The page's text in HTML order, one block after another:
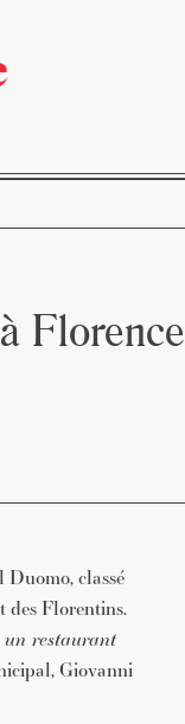
Florence
Duomo, classé
des Florentins.
un restaurant
Giovanni